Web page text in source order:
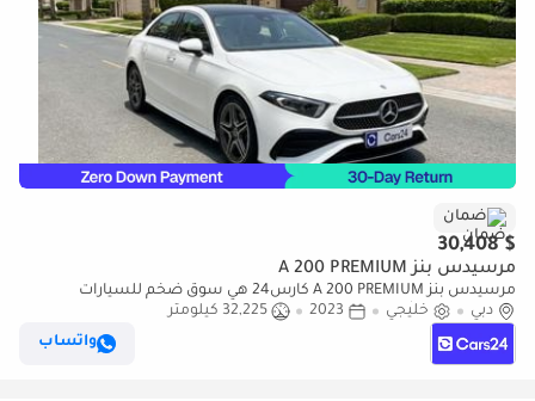
ضمان
$ 30,408
مرسيدس بنز A 200 PREMIUM
مرسيدس بنز A 200 PREMIUM كارس24 هي سوق ضخم للسيارات
المستعملة موثوق ومضمون ٪كارس24 هي سوق ضخم للسيارات
المستعملة موثوق ومضمون
دبي خليجي 2023
32,225 كيلومتر
واتساب